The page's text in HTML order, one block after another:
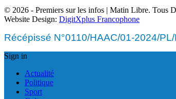
© 2026 - Premiers sur les infos | Matin Libre. Tous
Website Design: DigitXplus Francophone
Récépissé N°0110/HAAC/01-2024/
Sign in
Actualité
Politique
Sport